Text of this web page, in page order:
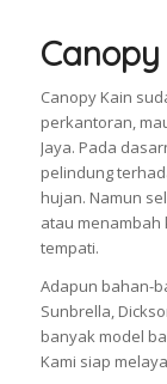
Canopy Kain
perkantoran,
Jaya. Pada
pelindung
hujan. Namun
atau menambah
tempati.
Adapun bahan-
Sunbrella,
banyak model
Kami siap